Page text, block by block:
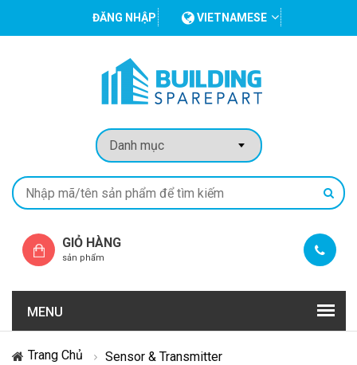
ĐĂNG NHẬP VIETNAMESE
GIỎ HÀNG
sản phẩm
MENU
Trang Chủ
Sensor & Transmitter